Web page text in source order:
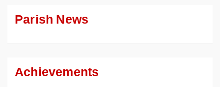
Parish News
Achievements